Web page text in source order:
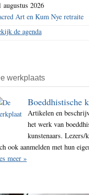
augustus 2026
Art en Kum Nye retraite
de agenda
werkplaats
Boeddhistische
Artikelen en
het werk van
kunstenaars. Lezers/
ook aanmelden met hun
meer »